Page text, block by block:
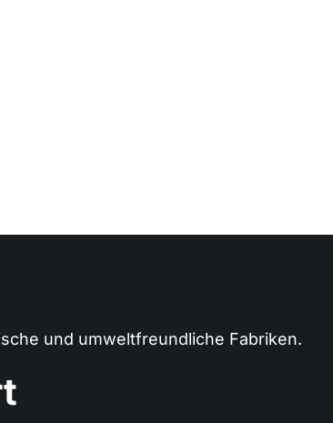
und umweltfreundliche Fabriken.